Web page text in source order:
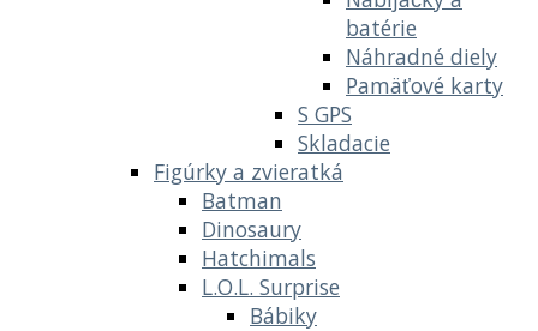
batérie
Náhradné diely
Pamäťové karty
S GPS
Skladacie
Figúrky a zvieratká
Batman
Dinosaury
Hatchimals
L.O.L. Surprise
Bábiky